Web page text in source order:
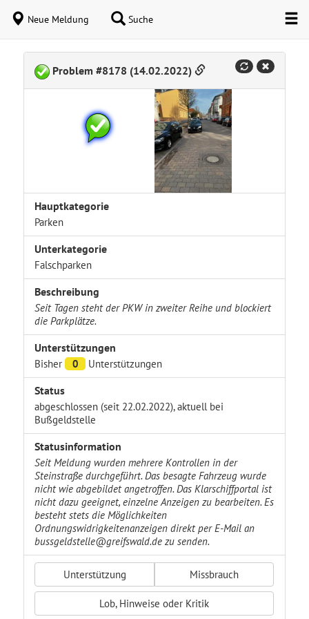
Neue Meldung Suche
Problem #8178 (14.02.2022)
Hauptkategorie
Parken
Unterkategorie
Falschparken
Beschreibung
Seit Tagen steht der PKW in zweiter Reihe und blockiert
die Parkplätze.
Unterstützungen
Bisher 0 Unterstützungen
Status
abgeschlossen (seit 22.02.2022), aktuell bei
Bußgeldstelle
Statusinformation
Seit Meldung wurden mehrere Kontrollen in der
Steinstraße durchgeführt. Das besagte Fahrzeug wurde
nicht wie abgebildet angetroffen. Das Klarschiffportal ist
nicht dazu geeignet, einzelne Anzeigen zu bearbeiten. Es
besteht stets die Möglichkeiten
Ordnungswidrigkeitenanzeigen direkt per E-Mail an
bussgeldstelle@greifswald.de zu senden.
Unterstützung Missbrauch
Lob, Hinweise oder Kritik